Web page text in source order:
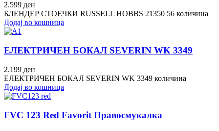
2.599 ден
БЛЕНДЕР СТОЕЧКИ RUSSELL HOBBS 21350 56 количина
Додај во кошница
ЕЛЕКТРИЧЕН БОКАЛ SEVERIN WK 3349
2.199 ден
ЕЛЕКТРИЧЕН БОКАЛ SEVERIN WK 3349 количина
Додај во кошница
FVC 123 Red Favorit Правосмукалка